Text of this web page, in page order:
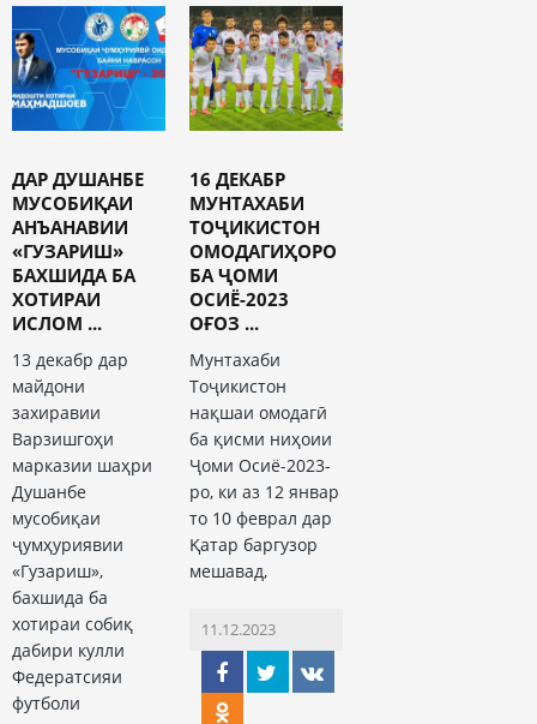
ДАР ДУШАНБЕ
МУСОБИҚАИ
АНЪАНАВИИ
«ГУЗАРИШ»
БАХШИДА БА
ХОТИРАИ
ИСЛОМ ...
13 декабр дар
майдони
захиравии
Варзишгоҳи
марказии шаҳри
Душанбе
мусобиқаи
ҷумҳуриявии
«Гузариш»,
бахшида ба
хотираи собиқ
дабири кулли
Федератсияи
футболи
16 ДЕКАБР
МУНТАХАБИ
ТОҶИКИСТОН
ОМОДАГИҲОРО
БА ҶОМИ
ОСИЁ-2023
ОҒОЗ ...
Мунтахаби
Тоҷикистон
нақшаи омодагӣ
ба қисми ниҳоии
Ҷоми Осиё-2023-
ро, ки аз 12 январ
то 10 феврал дар
Қатар баргузор
мешавад,
11.12.2023